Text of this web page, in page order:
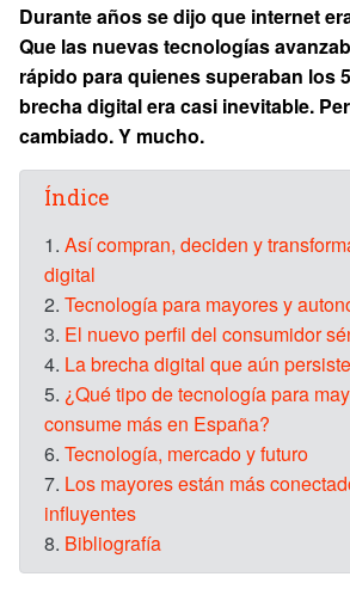
Durante años se dijo que internet
Que las nuevas tecnologías
rápido para quienes superaban los
brecha digital era casi inevitable.
cambiado. Y mucho.
Índice
1. Así compran, deciden y
digital
2. Tecnología para mayores y
3. El nuevo perfil del consumidor
4. La brecha digital que aún persiste
5. ¿Qué tipo de tecnología para
consume más en España?
6. Tecnología, mercado y futuro
7. Los mayores están más
influyentes
8. Bibliografía